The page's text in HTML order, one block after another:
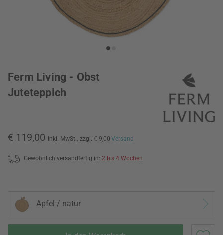
Ferm Living - Obst
Juteteppich
€ 119,00 inkl. MwSt., zzgl. € 9,00 Versand
Gewöhnlich versandfertig in: 2 bis 4 Wochen
Apfel / natur